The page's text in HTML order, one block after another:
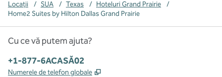
Locații / SUA / Texas / Hoteluri Grand Prairie
/
Home2 Suites by Hilton Dallas Grand Prairie
Cu ce vă putem ajuta?
Telefon:
+1-877-6ACASĂ02
Numerele de telefon globale ,